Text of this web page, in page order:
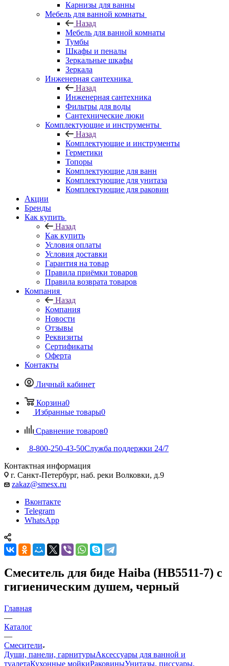
Карнизы для ванны
Мебель для ванной комнаты
Назад
Мебель для ванной комнаты
Тумбы
Шкафы и пеналы
Зеркальные шкафы
Зеркала
Инженерная сантехника
Назад
Инженерная сантехника
Фильтры для воды
Сантехнические люки
Комплектующие и инструменты
Назад
Комплектующие и инструменты
Герметики
Топоры
Комплектующие для ванн
Комплектующие для унитаза
Комплектующие для раковин
Акции
Бренды
Как купить
Назад
Как купить
Условия оплаты
Условия доставки
Гарантия на товар
Правила приёмки товаров
Правила возврата товаров
Компания
Назад
Компания
Новости
Отзывы
Реквизиты
Сертификаты
Оферта
Контакты
Личный кабинет
Корзина0
Избранные товары0
Сравнение товаров0
8-800-250-43-50Служба поддержки 24/7
Контактная информация
г. Санкт-Петербург, наб. реки Волковки, д.9
zakaz@smesx.ru
Вконтакте
Telegram
WhatsApp
Смеситель для биде Haiba (HB5511-7) с
гигиеническим душем, черный
Главная
—
Каталог
—
Смесители
Души, панели, гарнитурыАксессуары для ванной и
туалетаКухонные мойкиРаковиныУнитазы, писсуары,